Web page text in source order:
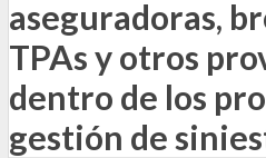
aseguradoras,
TPAs y otros
dentro de los
gestión de